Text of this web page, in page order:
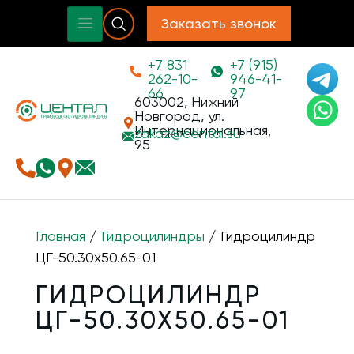
Заказать звонок
+7 831
262-10-
66
+7 (915)
946-41-
97
603002, Нижний
Новгород, ул.
Интернациональная,
95
zakaz@cental.su
Главная / Гидроцилиндры / Гидроцилиндр
ЦГ-50.30х50.65-01
ГИДРОЦИЛИНДР
ЦГ-50.30Х50.65-01